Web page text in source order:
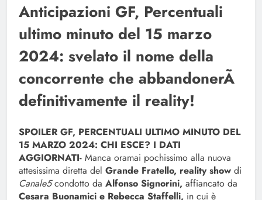
Anticipazioni GF, Percentuali
ultimo minuto del 15 marzo
2024: svelato il nome della
concorrente che abbandonerÃ
definitivamente il reality!
SPOILER GF, PERCENTUALI ULTIMO MINUTO DEL
15 MARZO 2024: CHI ESCE? I DATI
AGGIORNATI- Manca oramai pochissimo alla nuova
attesissima diretta del Grande Fratello, reality show di
Canale5condotto da Alfonso Signorini, affiancato da
Cesara Buonamici e Rebecca Staffelli, in cui è